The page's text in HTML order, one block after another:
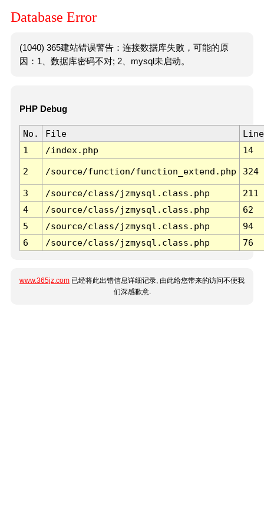
Database Error
(1040) 365建站错误警告：连接数据库失败，可能的原
因：1、数据库密码不对; 2、mysql未启动。
PHP Debug
No. File
Line
1
/index.php 14
2 /source/function/function_extend.php 324
3 /source/class/jzmysql.class.php
211
4
/source/class/jzmysql.class.php
62
5
/source/class/jzmysql.class.php
94
6
/source/class/jzmysql.class.php 76
www.365jz.com 已经将此出错信息详细记录, 由此给您带来的访问不便我
们深感歉意.